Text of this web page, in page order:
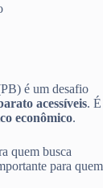
é um desafio
acessíveis. É
econômico.
quem busca
para quem